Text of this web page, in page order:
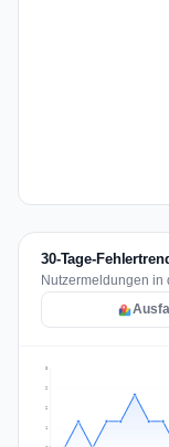
30-Tage-
Nutzermeldungen in
1
2
2
3